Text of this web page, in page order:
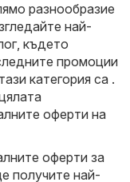
разнообразие
най-
където
промоции
категория са .
оферти на
оферти за
получите най-